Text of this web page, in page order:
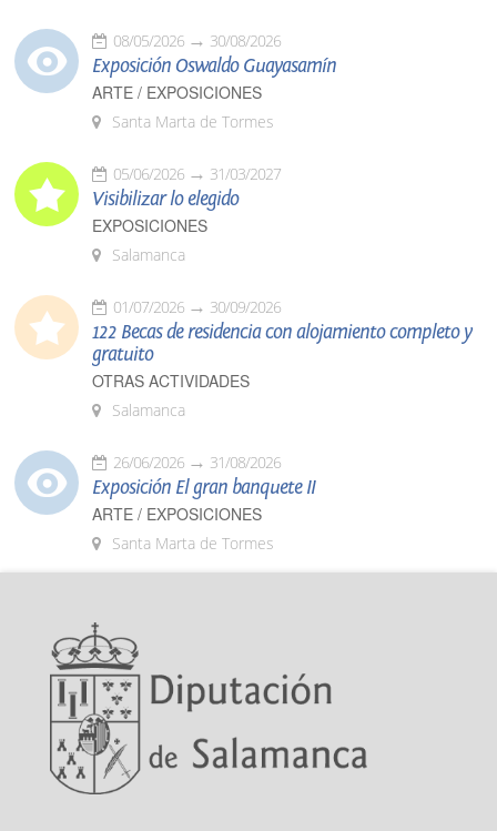
08/05/2026 30/08/2026
Exposición Oswaldo Guayasamín
ARTE / EXPOSICIONES
Santa Marta de Tormes
05/06/2026 31/03/2027
Visibilizar lo elegido
EXPOSICIONES
Salamanca
01/07/2026 30/09/2026
122 Becas de residencia con alojamiento completo y
gratuito
OTRAS ACTIVIDADES
Salamanca
26/06/2026 31/08/2026
Exposición El gran banquete II
ARTE / EXPOSICIONES
Santa Marta de Tormes